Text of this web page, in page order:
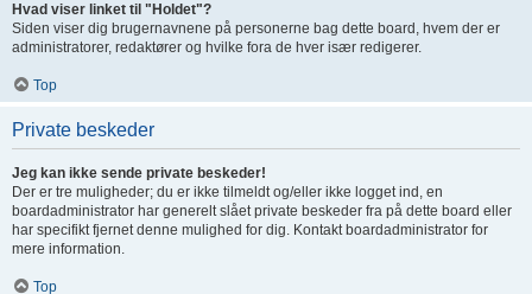
Hvad viser linket til "Holdet"?
Siden viser dig brugernavnene på personerne bag dette board, hvem der er
administratorer, redaktører og hvilke fora de hver især redigerer.
Top
Private beskeder
Jeg kan ikke sende private beskeder!
Der er tre muligheder; du er ikke tilmeldt og/eller ikke logget ind, en
boardadministrator har generelt slået private beskeder fra på dette board eller
har specifikt fjernet denne mulighed for dig. Kontakt boardadministrator for
mere information.
Top